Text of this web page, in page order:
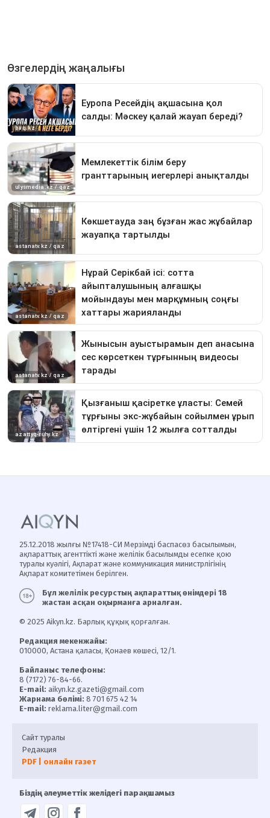
25.12.2018 жылғы №17418-СИ Мерзімді баспасөз басылымын,
ақпараттық агенттікті және желілік басылымды есепке қою
туралы куәлігі, Ақпарат және коммуникация министрлігінің
Ақпарат комитетімен берілген.
Бұл желілік ресурстың ақпараттық өнімдері 18
жастан асқан оқырманға арналған.
© 2025 Aikyn.kz. Барлық құқық қорғалған.
Редакция мекенжайы:
010000, Астана қаласы, Қонаев көшесі, 12/1.
Байланыс телефоны:
8 (7172) 76-84-66.
E-mail: aikyn.kz.gazeti@gmail.com
Жарнама бөлімі: 8 701 675 42 14
E-mail: reklama.liter@gmail.com
Сайт туралы
Редакция
PDF | онлайн газет
Біздің әлеуметтік желідегі парақшамыз